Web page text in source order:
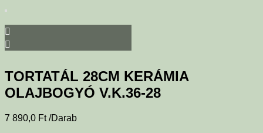
TORTATÁL 28CM KERÁMIA
OLAJBOGYÓ V.K.36-28
7 890,0 Ft /Darab